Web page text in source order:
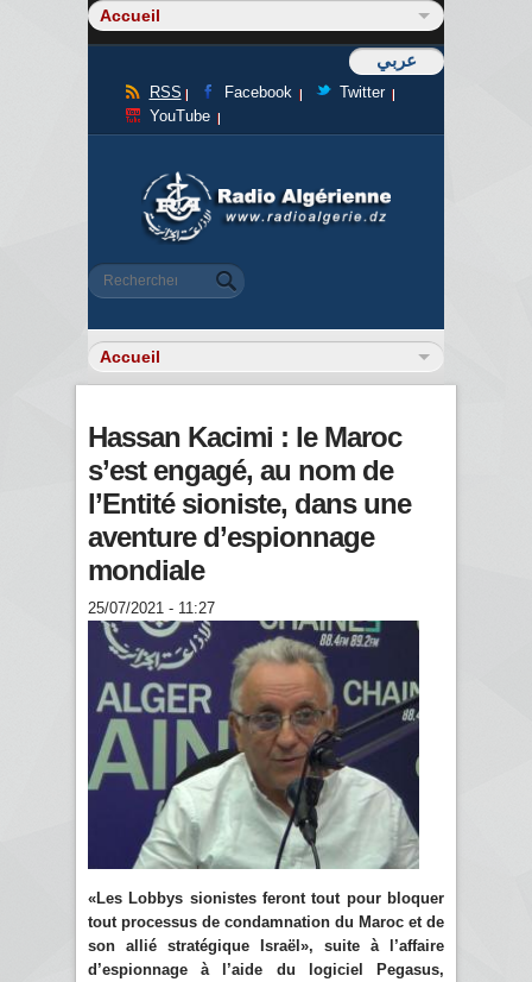
عربي
RSS Facebook
Twitter
YouTube
Formulaire de recherche
Rechercher
Hassan Kacimi : le Maroc
s’est engagé, au nom de
l’Entité sioniste, dans une
aventure d’espionnage
mondiale
25/07/2021 - 11:27
«Les Lobbys sionistes feront tout pour bloquer
tout processus de condamnation du Maroc et de
son allié stratégique Israël», suite à l’affaire
d’espionnage à l’aide du logiciel Pegasus,